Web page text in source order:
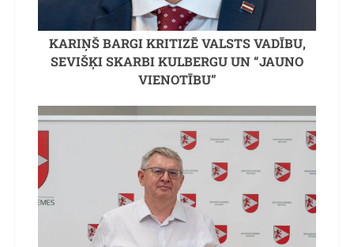
KARIŅŠ BARGI KRITIZĒ VALSTS VADĪBU,
SEVIŠĶI SKARBI KULBERGU UN “JAUNO
VIENOTĪBU”